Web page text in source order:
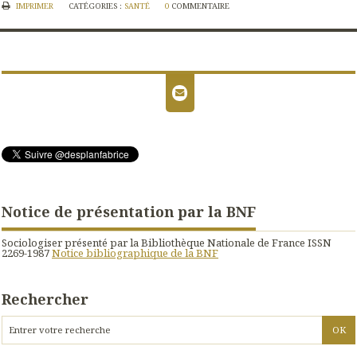
Notice de présentation par la BNF
Sociologiser présenté par la Bibliothèque Nationale de France ISSN
2269-1987Notice bibliographique de la BNF
Rechercher
IMPRIMER CATÉGORIES : SANTÉ 0 COMMENTAIRE